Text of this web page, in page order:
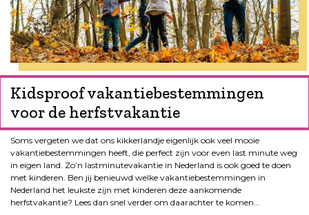
Kidsproof vakantiebestemmingen
voor de herfstvakantie
Soms vergeten we dat ons kikkerlandje eigenlijk ook veel mooie
vakantiebestemmingen heeft, die perfect zijn voor even last minute weg
in eigen land. Zo’n lastminutevakantie in Nederland is ook goed te doen
met kinderen. Ben jij benieuwd welke vakantiebestemmingen in
Nederland het leukste zijn met kinderen deze aankomende
herfstvakantie? Lees dan snel verder om daarachter te komen…